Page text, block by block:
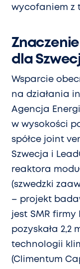
wycofaniem z
dla
Wsparcie
na działania
Agencja
w wysokości
spółce joint
Szwecja i
reaktora
(szwedzki
– projekt
jest SMR firmy
pozyskała 2,2
technologii
(Climentum